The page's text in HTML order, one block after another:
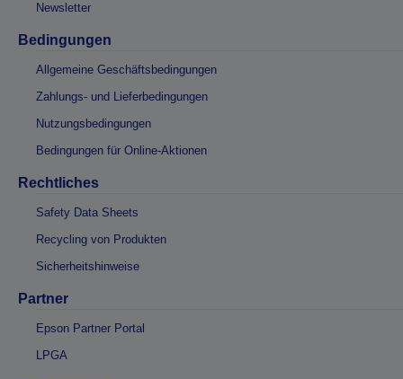
Newsletter
Bedingungen
Allgemeine Geschäftsbedingungen
Zahlungs- und Lieferbedingungen
Nutzungsbedingungen
Bedingungen für Online-Aktionen
Rechtliches
Safety Data Sheets
Recycling von Produkten
Sicherheitshinweise
Partner
Epson Partner Portal
LPGA